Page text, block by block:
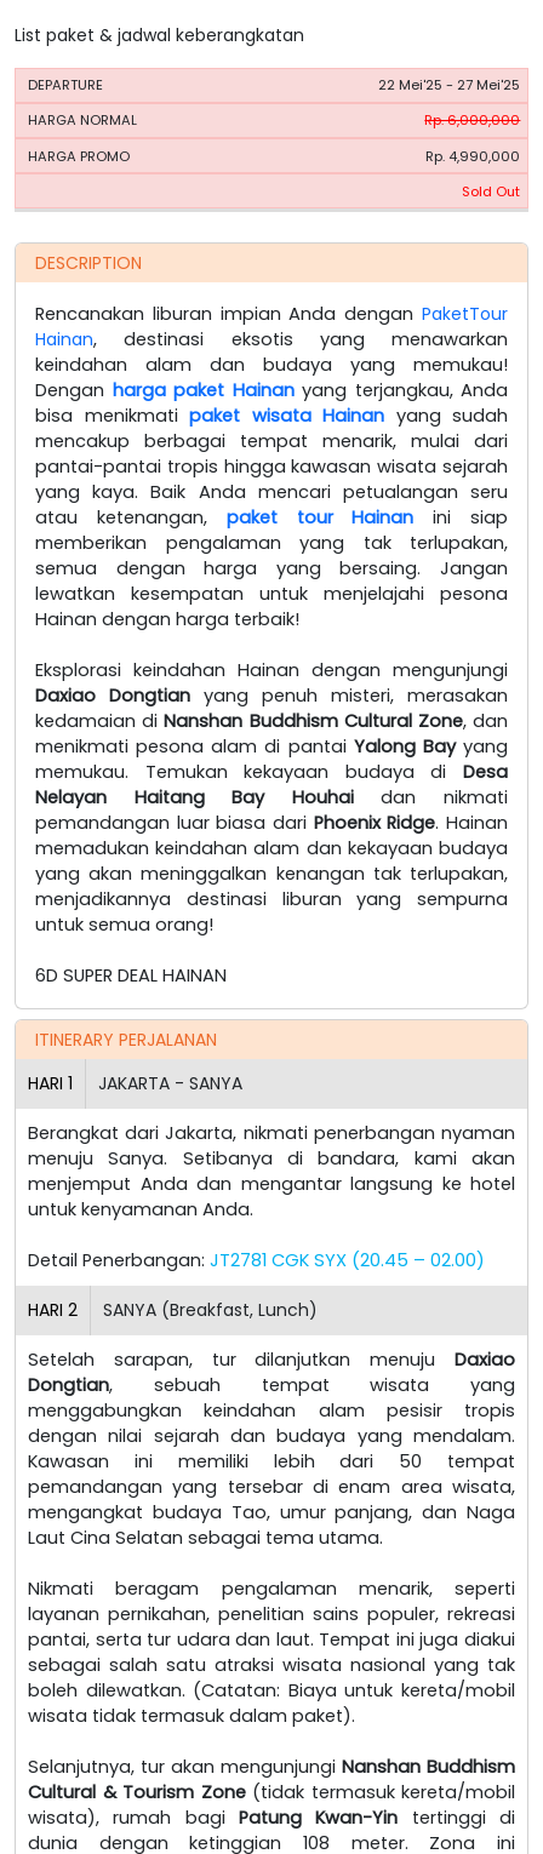
List paket & jadwal keberangkatan
PERIODE
HARGA
22 Mei'25 - 27 Mei'25
Rp. 6,000,000
Rp. 4,990,000
Sold Out
DESCRIPTION
Rencanakan liburan impian Anda dengan PaketTour
Hainan, destinasi eksotis yang menawarkan
keindahan alam dan budaya yang memukau!
Dengan harga paket Hainanyang terjangkau, Anda
bisa menikmati paket wisata Hainan yang sudah
mencakup berbagai tempat menarik, mulai dari
pantai-pantai tropis hingga kawasan wisata sejarah
yang kaya. Baik Anda mencari petualangan seru
atau ketenangan, paket tour Hainan ini siap
memberikan pengalaman yang tak terlupakan,
semua dengan harga yang bersaing. Jangan
lewatkan kesempatan untuk menjelajahi pesona
Hainan dengan harga terbaik!
Eksplorasi keindahan Hainan dengan mengunjungi
Daxiao Dongtian yang penuh misteri, merasakan
kedamaian diNanshan Buddhism Cultural Zone, dan
menikmati pesona alam di pantai Yalong Bayyang
memukau. Temukan kekayaan budaya di Desa
Nelayan Haitang Bay Houhaidan nikmati
pemandangan luar biasa dari Phoenix Ridge. Hainan
memadukan keindahan alam dan kekayaan budaya
yang akan meninggalkan kenangan tak terlupakan,
menjadikannya destinasi liburan yang sempurna
untuk semua orang!
6D SUPER DEAL HAINAN
ITINERARY PERJALANAN
HARI 1 JAKARTA - SANYA
Berangkat dari Jakarta, nikmati penerbangan nyaman
menuju Sanya. Setibanya di bandara, kami akan
menjemput Anda dan mengantar langsung ke hotel
untuk kenyamanan Anda.
Detail Penerbangan: JT2781 CGK SYX (20.45 – 02.00)
HARI 2 SANYA (Breakfast, Lunch)
Setelah sarapan, tur dilanjutkan menuju Daxiao
Dongtian, sebuah tempat wisata yang
menggabungkan keindahan alam pesisir tropis
dengan nilai sejarah dan budaya yang mendalam.
Kawasan ini memiliki lebih dari 50 tempat
pemandangan yang tersebar di enam area wisata,
mengangkat budaya Tao, umur panjang, dan Naga
Laut Cina Selatan sebagai tema utama.
Nikmati beragam pengalaman menarik, seperti
layanan pernikahan, penelitian sains populer, rekreasi
pantai, serta tur udara dan laut. Tempat ini juga diakui
sebagai salah satu atraksi wisata nasional yang tak
boleh dilewatkan. (Catatan: Biaya untuk kereta/mobil
wisata tidak termasuk dalam paket).
Selanjutnya, tur akan mengunjungi Nanshan Buddhism
Cultural & Tourism Zone(tidak termasuk kereta/mobil
wisata), rumah bagi Patung Kwan-Yin tertinggi di
dunia dengan ketinggian 108 meter. Zona ini